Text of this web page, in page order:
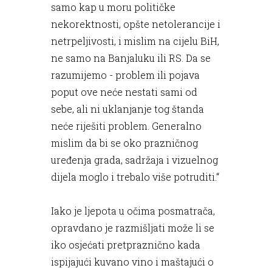
samo kap u moru političke
nekorektnosti, opšte netolerancije i
netrpeljivosti, i mislim na cijelu BiH,
ne samo na Banjaluku ili RS. Da se
razumijemo - problem ili pojava
poput ove neće nestati sami od
sebe, ali ni uklanjanje tog štanda
neće riješiti problem. Generalno
mislim da bi se oko prazničnog
uređenja grada, sadržaja i vizuelnog
dijela moglo i trebalo više potruditi.“
Iako je ljepota u očima posmatrača,
opravdano je razmišljati može li se
iko osjećati pretpraznično kada
ispijajući kuvano vino i maštajući o